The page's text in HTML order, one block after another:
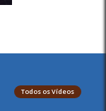
Todos os Vídeos